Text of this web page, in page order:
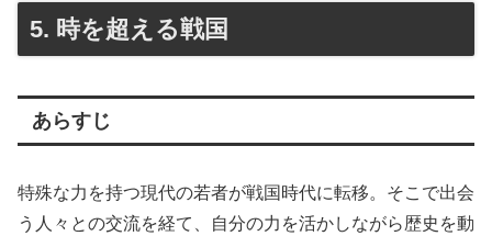
5. 時を超える戦国
あらすじ
特殊な力を持つ現代の若者が戦国時代に転移。そこで出会
う人々との交流を経て、自分の力を活かしながら歴史を動